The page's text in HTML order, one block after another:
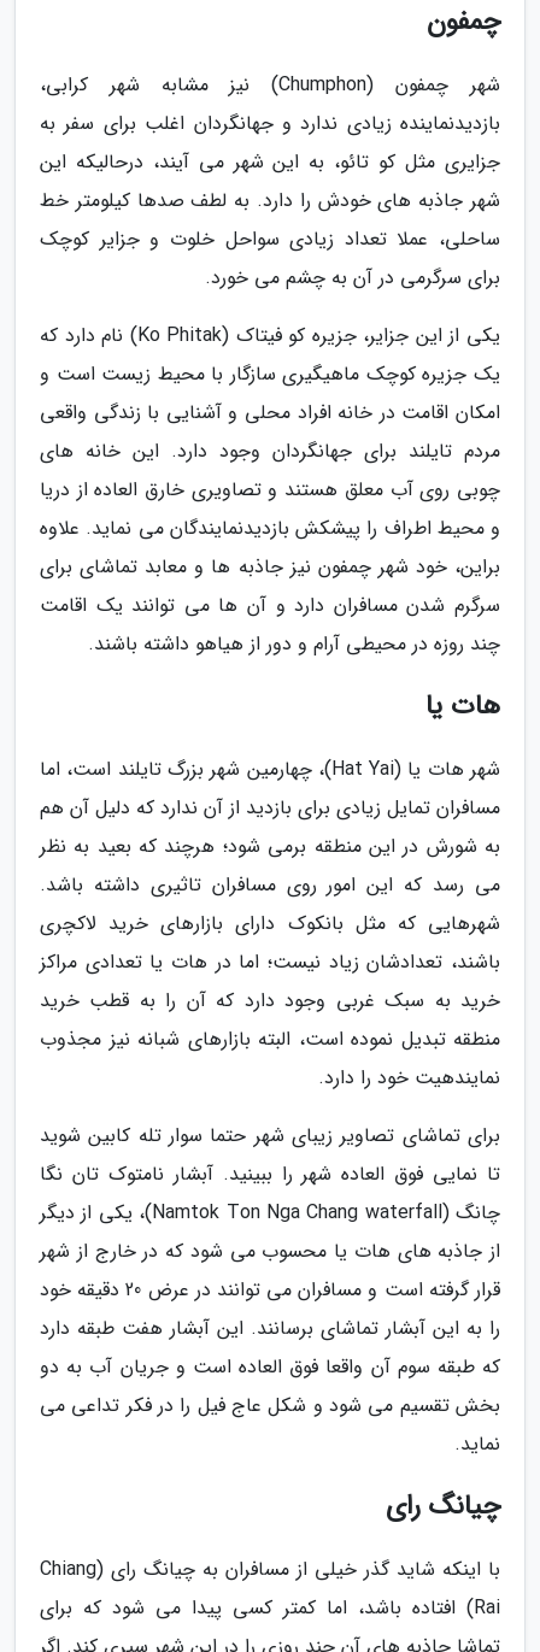
چمفون
شهر چمفون (Chumphon) نیز مشابه شهر کرابی،
بازدیدنماینده زیادی ندارد و جهانگردان اغلب برای سفر به
جزایری مثل کو تائو، به این شهر می آیند، درحالیکه این
شهر جاذبه های خودش را دارد. به لطف صدها کیلومتر خط
ساحلی، عملا تعداد زیادی سواحل خلوت و جزایر کوچک
برای سرگرمی در آن به چشم می خورد.
یکی از این جزایر، جزیره کو فیتاک (Ko Phitak) نام دارد که
یک جزیره کوچک ماهیگیری سازگار با محیط زیست است و
امکان اقامت در خانه افراد محلی و آشنایی با زندگی واقعی
مردم تایلند برای جهانگردان وجود دارد. این خانه های
چوبی روی آب معلق هستند و تصاویری خارق العاده از دریا
و محیط اطراف را پیشکش بازدیدنمایندگان می نماید. علاوه
براین، خود شهر چمفون نیز جاذبه ها و معابد تماشای برای
سرگرم شدن مسافران دارد و آن ها می توانند یک اقامت
چند روزه در محیطی آرام و دور از هیاهو داشته باشند.
هات یا
شهر هات یا (Hat Yai)، چهارمین شهر بزرگ تایلند است، اما
مسافران تمایل زیادی برای بازدید از آن ندارد که دلیل آن هم
به شورش در این منطقه برمی شود؛ هرچند که بعید به نظر
می رسد که این امور روی مسافران تاثیری داشته باشد.
شهرهایی که مثل بانکوک دارای بازارهای خرید لاکچری
باشند، تعدادشان زیاد نیست؛ اما در هات یا تعدادی مراکز
خرید به سبک غربی وجود دارد که آن را به قطب خرید
منطقه تبدیل نموده است، البته بازارهای شبانه نیز مجذوب
نمایندهیت خود را دارد.
برای تماشای تصاویر زیبای شهر حتما سوار تله کابین شوید
تا نمایی فوق العاده شهر را ببینید. آبشار نامتوک تان نگا
چانگ (Namtok Ton Nga Chang waterfall)، یکی از دیگر
از جاذبه های هات یا محسوب می شود که در خارج از شهر
قرار گرفته است و مسافران می توانند در عرض 20 دقیقه خود
را به این آبشار تماشای برسانند. این آبشار هفت طبقه دارد
که طبقه سوم آن واقعا فوق العاده است و جریان آب به دو
بخش تقسیم می شود و شکل عاج فیل را در فکر تداعی می
نماید.
چیانگ رای
با اینکه شاید گذر خیلی از مسافران به چیانگ رای (Chiang
Rai) افتاده باشد، اما کمتر کسی پیدا می شود که برای